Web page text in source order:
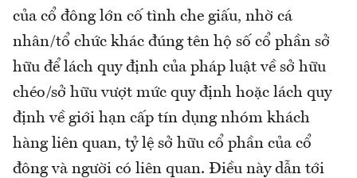
của cổ đông lớn cố tình che giấu, nhờ cá
nhân/tổ chức khác đúng tên hộ số cổ phần sở
hữu để lách quy định của pháp luật về sở hữu
chéo/sở hữu vượt mức quy định hoặc lách quy
định về giới hạn cấp tín dụng nhóm khách
hàng liên quan, tỷ lệ sở hữu cổ phần của cổ
đông và người có liên quan. Điều này dẫn tới